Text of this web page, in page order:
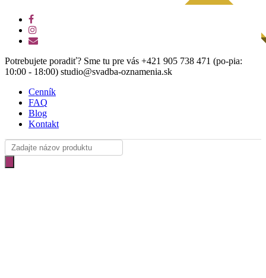
main
content
facebook
instagram
email
Potrebujete poradiť? Sme tu pre vás +421 905 738 471 (po-pia:
10:00 - 18:00) studio@svadba-oznamenia.sk
Cenník
FAQ
Blog
Kontakt
Products
search